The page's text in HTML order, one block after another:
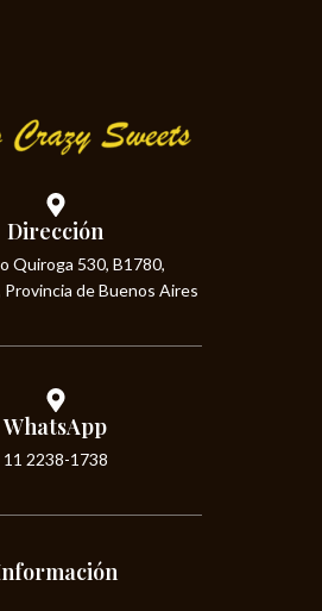
Dirección
Quiroga 530, B1780,
Provincia de Buenos Aires
WhatsApp
11 2238-1738